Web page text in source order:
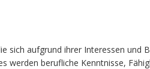
sich aufgrund ihrer Interessen und
werden berufliche Kenntnisse,